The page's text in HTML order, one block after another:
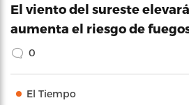
El viento del sureste
aumenta el riesgo de
0
El Tiempo